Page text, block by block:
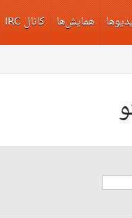
همایش‌ها کانال IRC